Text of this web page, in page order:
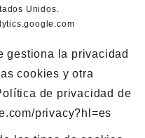
Unidos.
gestiona la privacidad
cookies y otra
de privacidad de
privacy?hl=es